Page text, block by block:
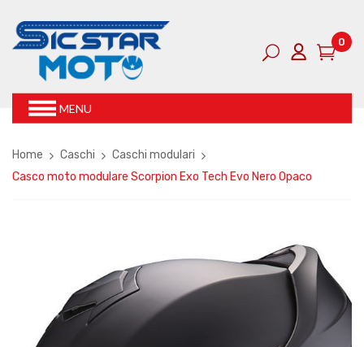
0
MENU
Home Caschi
Caschi modulari
Casco moto modulare Scorpion Exo Tech Evo Nero Opaco